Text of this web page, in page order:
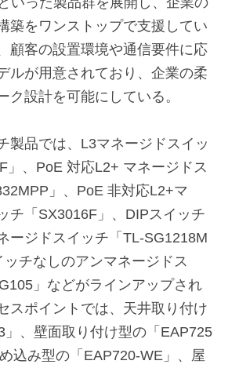
築をワンストップで支援してい
顧客の設置環境や通信要件に応
ルが用意されており、企業の柔
ク設計を可能にしている。
製品では、L3マネージドスイッ
」、PoE 対応L2+ マネージドス
」、PoE 非対応L2+マ
チ「SX3016F」、DIPスイッチ
ージドスイッチ「TL-SG1218M
チなしのアンマネージドス
」などがラインアップされ
スポイントでは、天井取り付け
」、壁面取り付け型の「EAP725
込み型の「EAP720-WE」、屋